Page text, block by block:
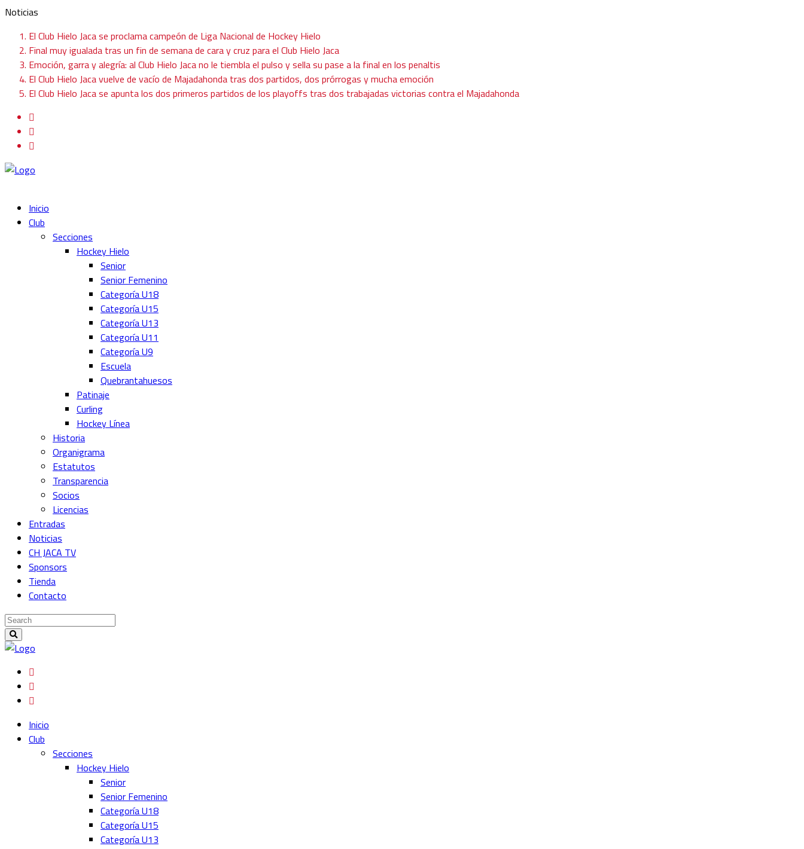
Noticias
El Club Hielo Jaca se proclama campeón de Liga Nacional de Hockey Hielo
Final muy igualada tras un fin de semana de cara y cruz para el Club Hielo Jaca
Emoción, garra y alegría: al Club Hielo Jaca no le tiembla el pulso y sella su pase a la final en los penaltis
El Club Hielo Jaca vuelve de vacío de Majadahonda tras dos partidos, dos prórrogas y mucha emoción
El Club Hielo Jaca se apunta los dos primeros partidos de los playoffs tras dos trabajadas victorias contra el Majadahonda
Inicio
Club
Secciones
Hockey Hielo
Senior
Senior Femenino
Categoría U18
Categoría U15
Categoría U13
Categoría U11
Categoría U9
Escuela
Quebrantahuesos
Patinaje
Curling
Hockey Línea
Historia
Organigrama
Estatutos
Transparencia
Socios
Licencias
Entradas
Noticias
CH JACA TV
Sponsors
Tienda
Contacto
Inicio
Club
Secciones
Hockey Hielo
Senior
Senior Femenino
Categoría U18
Categoría U15
Categoría U13